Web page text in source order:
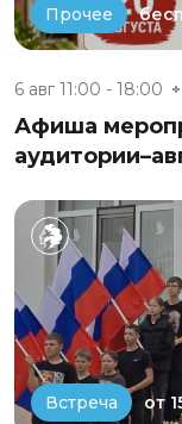
Прочее
6 авг 11:00 - 18:00
Афиша
Встреча от